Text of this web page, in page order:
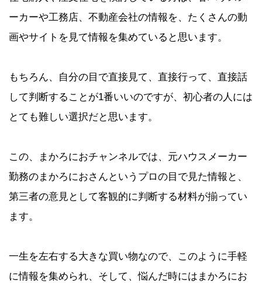
ーカーや工務店、不動産会社の情報を、たくさんの動
画やサイトを見て情報を集めていると思います。
もちろん、自分の目で直接見て、直接行って、直接話
して判断することが1番いいのですが、初心者の人には
とても難しい選択だと思います。
この、まかろにおチャンネルでは、元ハウスメーカー
勤務のまかろにおさんというプロの目で見た情報と、
第三者の意見として客観的に判断する材料が揃ってい
ます。
一生を左右する大きな買い物なので、このように手軽
に情報を集められ、そして、悩んだ時にはまかろにお